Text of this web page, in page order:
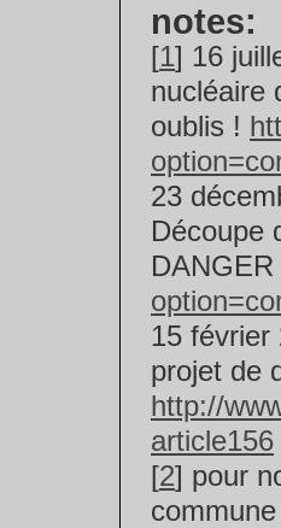
notes:
[1] 16
nucléaire
oublis !
23
Découpe
DANGER
15 février
projet de
http://
article156
[2] pour